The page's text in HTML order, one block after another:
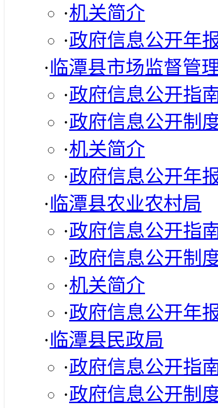
·机关简介
·政府信息公开年
·临潭县市场监督管
·政府信息公开指
·政府信息公开制
·机关简介
·政府信息公开年
·临潭县农业农村局
·政府信息公开指
·政府信息公开制
·机关简介
·政府信息公开年
·临潭县民政局
·政府信息公开指
·政府信息公开制